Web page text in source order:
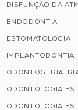
DISFUNÇÃO DA ATM
ENDODONTIA
ESTOMATOLOGIA
IMPLANTODONTIA
ODONTOLOGIA
ODONTOLOGIA